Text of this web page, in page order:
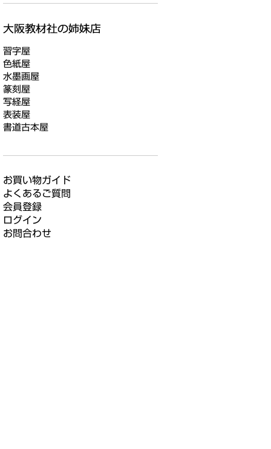
習字屋
色紙屋
水墨画屋
篆刻屋
写経屋
表装屋
書道古本屋
お買い物ガイド
よくあるご質問
会員登録
ログイン
お問合わせ